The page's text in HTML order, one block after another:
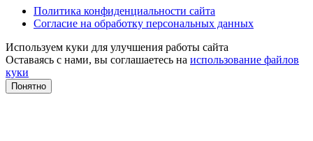
Политика конфиденциальности сайта
Согласие на обработку персональных данных
Используем куки для улучшения работы сайта
Оставаясь с нами, вы соглашаетесь на использование файлов
куки
Понятно